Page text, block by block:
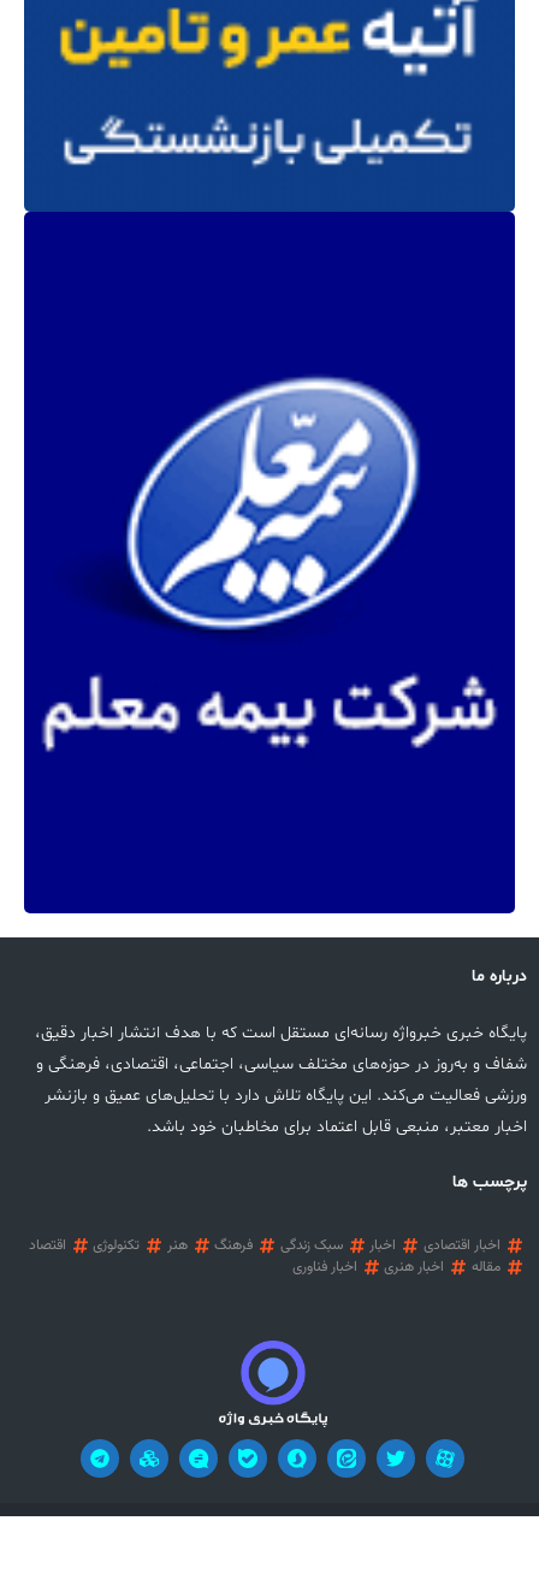
درباره ما
پایگاه خبری خبرواژه رسانه‌ای مستقل است که با هدف انتشار اخبار دقیق،
شفاف و به‌روز در حوزه‌های مختلف سیاسی، اجتماعی، اقتصادی، فرهنگی و
ورزشی فعالیت می‌کند. این پایگاه تلاش دارد با تحلیل‌های عمیق و بازنشر
اخبار معتبر، منبعی قابل اعتماد برای مخاطبان خود باشد.
پرچسب ها
اخبار اقتصادی اخبار سبک زندگی فرهنگ هنر تکنولوژی
اقتصاد
مقاله
اخبار هنری اخبار فناوری